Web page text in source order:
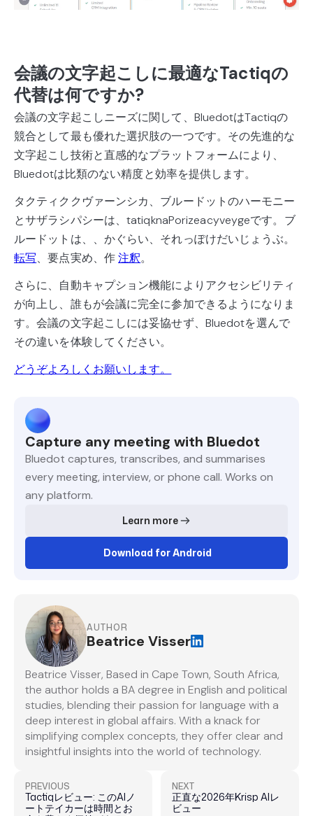
会議の文字起こしに最適なTactiqの
代替は何ですか?
会議の文字起こしニーズに関して、BluedotはTactiqの
競合として最も優れた選択肢の一つです。その先進的な
文字起こし技術と直感的なプラットフォームにより、
Bluedotは比類のない精度と効率を提供します。
タクティククヴァーンシカ、ブルードットのハーモニー
とサザラシパシーは、tatiqknaPorizeacyveygeです。ブ
ルードットは、、かぐらい、それっぽけだいじょうぶ。
転写、要点実め、作注釈。
さらに、自動キャプション機能によりアクセシビリティ
が向上し、誰もが会議に完全に参加できるようになりま
す。会議の文字起こしには妥協せず、Bluedotを選んで
その違いを体験してください。
どうぞよろしくお願いします。
Capture any meeting with Bluedot
Bluedot captures, transcribes, and summarises
every meeting, interview, or phone call. Works on
any platform.
Learn more
Download for Android
AUTHOR
Beatrice Visser
Beatrice Visser, Based in Cape Town, South Africa,
the author holds a BA degree in English and political
studies, blending their passion for language with a
deep interest in global affairs. With a knack for
simplifying complex concepts, they offer clear and
insightful insights into the world of technology.
PREVIOUS
Tactiqレビュー: このAIノ
ートテイカーは時間とお
NEXT
正直な2026年Krisp AIレ
ビュー